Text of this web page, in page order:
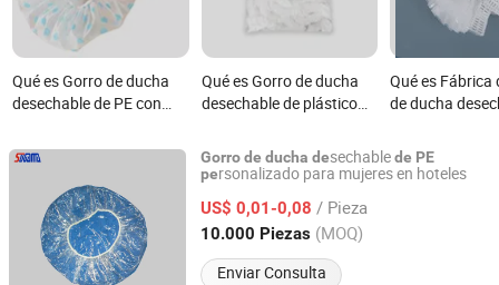
Qué es Gorro de ducha
desechable de PE con
Qué es Gorro de ducha
desechable de plástico
impermeable,
personalizado para hotel
Qué es Fábrica
de ducha
Gorrode ducha desechablede PE
personalizado para mujeres en hoteles
US$ 0,01-0,08 / Pieza
10.000 Piezas (MOQ)
Enviar Consulta
Yangzhou Super Union Medical Material Co., Ltd.
Jiangsu, China Desde 2011